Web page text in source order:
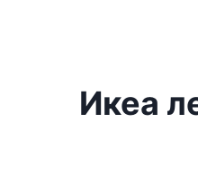
Икеа